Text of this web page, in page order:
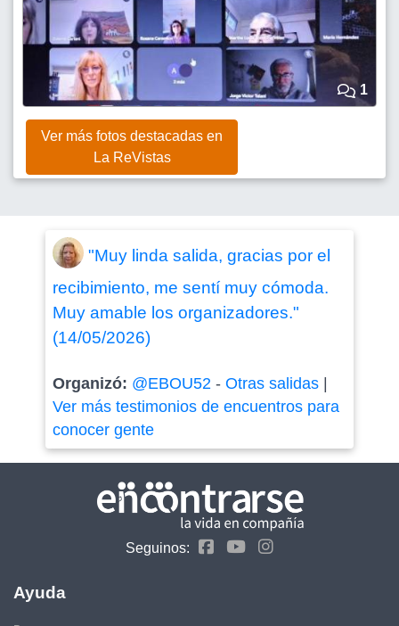
1
Ver más fotos destacadas en
La ReVistas
"Muy linda salida, gracias por el
recibimiento, me sentí muy cómoda.
Muy amable los organizadores."
(14/05/2026)
Organizó: @EBOU52- Otras salidas|
Ver más testimonios de encuentros para
conocer gente
Seguinos:
Ayuda